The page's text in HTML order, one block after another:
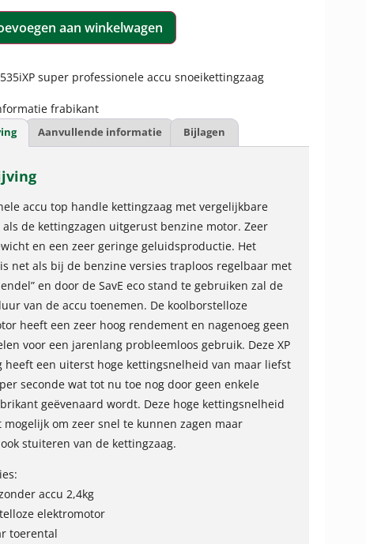
aan winkelwagen
super professionele accu snoeikettingzaag
frabikant
Aanvullende informatie Bijlagen
accu top handle kettingzaag met vergelijkbare
de kettingzagen uitgerust benzine motor. Zeer
en een zeer geringe geluidsproductie. Het
net als bij de benzine versies traploos regelbaar met
en door de SavE eco stand te gebruiken zal de
van de accu toenemen. De koolborstelloze
heeft een zeer hoog rendement en nagenoeg geen
voor een jarenlang probleemloos gebruik. Deze XP
heeft een uiterst hoge kettingsnelheid van maar liefst
seconde wat tot nu toe nog door geen enkele
geëvenaard wordt. Deze hoge kettingsnelheid
mogelijk om zeer snel te kunnen zagen maar
stuiteren van de kettingzaag.
accu 2,4kg
elektromotor
toerental